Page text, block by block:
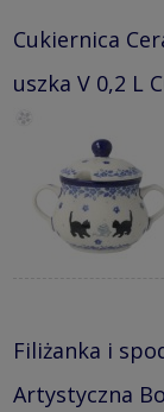
Cukiernica
uszka V 0,2 L
Filiżanka i
Artystyczna